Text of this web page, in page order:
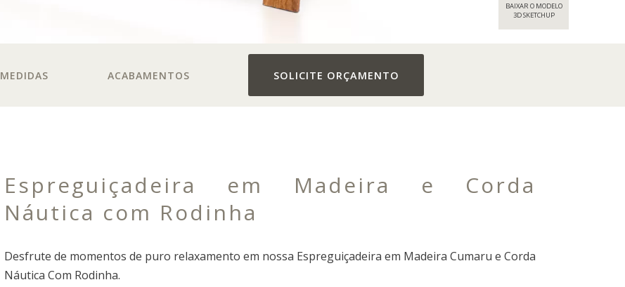
BAIXAR O MODELO
3D SKETCHUP
MEDIDAS ACABAMENTOS SOLICITE ORÇAMENTO
Espreguiçadeira em Madeira e Corda
Náutica com Rodinha
Desfrute de momentos de puro relaxamento em nossa Espreguiçadeira em Madeira Cumaru e Corda
Náutica Com Rodinha.